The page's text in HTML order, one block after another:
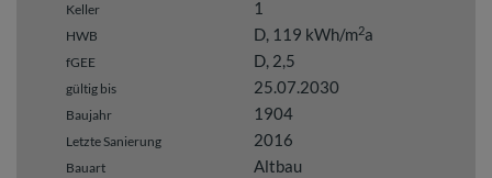
Keller 1
HWB D, 119 kWh/m2a
fGEE D, 2,5
gültig bis 25.07.2030
Baujahr 1904
Letzte Sanierung 2016
Bauart Altbau